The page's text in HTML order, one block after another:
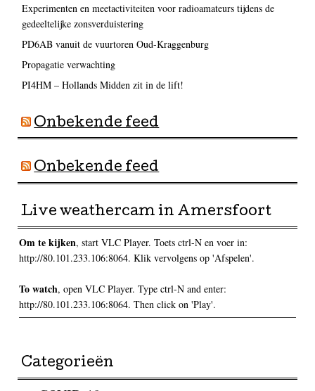
Experimenten en meetactiviteiten voor radioamateurs tijdens de
gedeeltelijke zonsverduistering
PD6AB vanuit de vuurtoren Oud-Kraggenburg
Propagatie verwachting
PI4HM – Hollands Midden zit in de lift!
Onbekende feed
Onbekende feed
Live weathercam in Amersfoort
Om te kijken, start VLC Player. Toets ctrl-N en voer in:
http://80.101.233.106:8064. Klik vervolgens op 'Afspelen'.
To watch, open VLC Player. Type ctrl-N and enter:
http://80.101.233.106:8064. Then click on 'Play'.
Categorieën